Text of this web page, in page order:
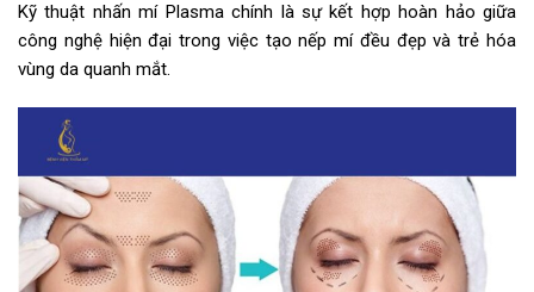
Kỹ thuật nhấn mí Plasma chính là sự kết hợp hoàn hảo giữa
công nghệ hiện đại trong việc tạo nếp mí đều đẹp và trẻ hóa
vùng da quanh mắt.